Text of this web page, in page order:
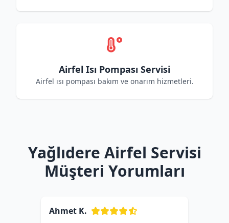
Airfel Isı Pompası Servisi
Airfel ısı pompası bakım ve onarım hizmetleri.
Yağlıdere Airfel Servisi
Müşteri Yorumları
Ahmet K.